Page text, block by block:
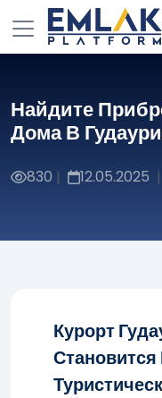
Найдите
Дома В
830 | 12.05.2025 |
Курорт